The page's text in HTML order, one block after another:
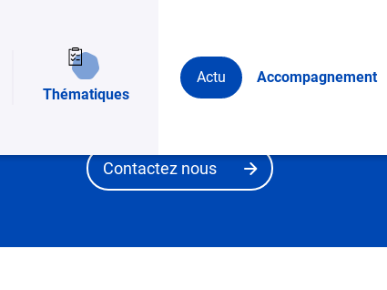
Thématiques
Actu Accompagnement
Vous avez un besoin et vous souhaitez être
de recherche publique ? Renseignez les
Contactez nous